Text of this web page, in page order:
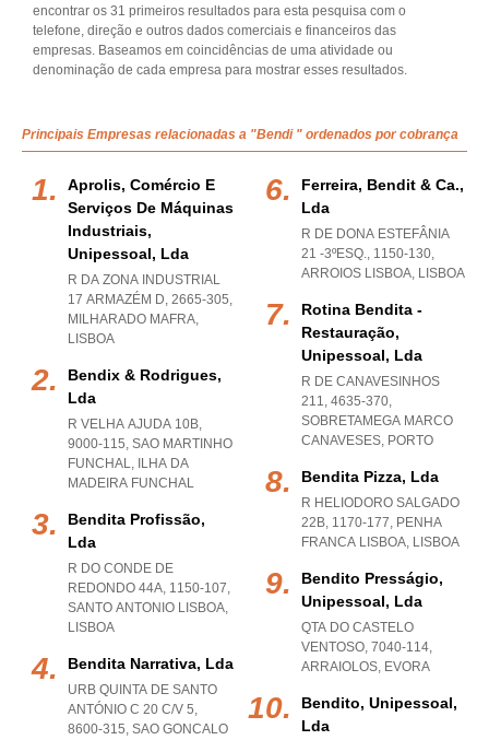
encontrar os 31 primeiros resultados para esta pesquisa com o
telefone, direção e outros dados comerciais e financeiros das
empresas. Baseamos em coincidências de uma atividade ou
denominação de cada empresa para mostrar esses resultados.
Principais Empresas relacionadas a "Bendi " ordenados por cobrança
Aprolis, Comércio E
Serviços De Máquinas
Industriais,
Unipessoal, Lda
R DA ZONA INDUSTRIAL
17 ARMAZÉM D, 2665-305,
MILHARADO MAFRA,
LISBOA
Bendix & Rodrigues,
Lda
R VELHA AJUDA 10B,
9000-115, SAO MARTINHO
FUNCHAL, ILHA DA
MADEIRA FUNCHAL
Bendita Profissão,
Lda
R DO CONDE DE
REDONDO 44A, 1150-107,
SANTO ANTONIO LISBOA,
LISBOA
Bendita Narrativa, Lda
URB QUINTA DE SANTO
ANTÓNIO C 20 C/V 5,
8600-315, SAO GONCALO
Ferreira, Bendit & Ca.,
Lda
R DE DONA ESTEFÂNIA
21 -3ºESQ., 1150-130,
ARROIOS LISBOA, LISBOA
Rotina Bendita -
Restauração,
Unipessoal, Lda
R DE CANAVESINHOS
211, 4635-370,
SOBRETAMEGA MARCO
CANAVESES, PORTO
Bendita Pizza, Lda
R HELIODORO SALGADO
22B, 1170-177, PENHA
FRANCA LISBOA, LISBOA
Bendito Presságio,
Unipessoal, Lda
QTA DO CASTELO
VENTOSO, 7040-114,
ARRAIOLOS, EVORA
Bendito, Unipessoal,
Lda